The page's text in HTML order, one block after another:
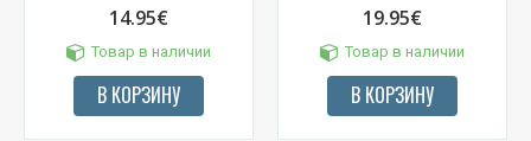
14.95€
Товар в наличии
В КОРЗИНУ
19.95€
Товар в наличии
В КОРЗИНУ